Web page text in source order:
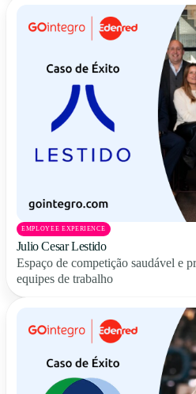
EMPLOYEE EXPERIENCE
Julio Cesar Lestido
Espaço de competição saudável e
equipes de trabalho